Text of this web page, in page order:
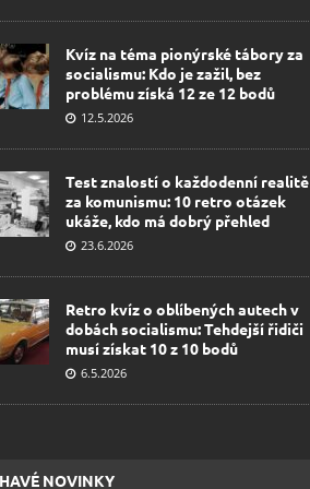
Kvíz na téma pionýrské tábory za
socialismu: Kdo je zažil, bez
problému získá 12 ze 12 bodů
12.5.2026
Test znalostí o každodenní realitě
za komunismu: 10 retro otázek
ukáže, kdo má dobrý přehled
23.6.2026
Retro kvíz o oblíbených autech v
dobách socialismu: Tehdejší řidiči
musí získat 10 z 10 bodů
6.5.2026
NOVINKY